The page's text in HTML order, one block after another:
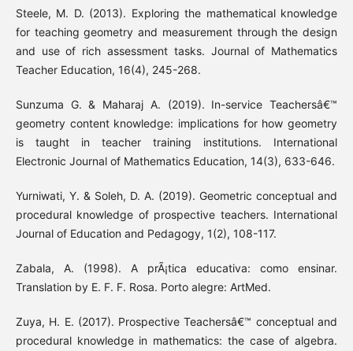
Steele, M. D. (2013). Exploring the mathematical knowledge
for teaching geometry and measurement through the design
and use of rich assessment tasks. Journal of Mathematics
Teacher Education, 16(4), 245-268.
Sunzuma G. & Maharaj A. (2019). In-service Teachersâ€™
geometry content knowledge: implications for how geometry
is taught in teacher training institutions. International
Electronic Journal of Mathematics Education, 14(3), 633-646.
Yurniwati, Y. & Soleh, D. A. (2019). Geometric conceptual and
procedural knowledge of prospective teachers. International
Journal of Education and Pedagogy, 1(2), 108-117.
Zabala, A. (1998). A prÃ¡tica educativa: como ensinar.
Translation by E. F. F. Rosa. Porto alegre: ArtMed.
Zuya, H. E. (2017). Prospective Teachersâ€™ conceptual and
procedural knowledge in mathematics: the case of algebra.